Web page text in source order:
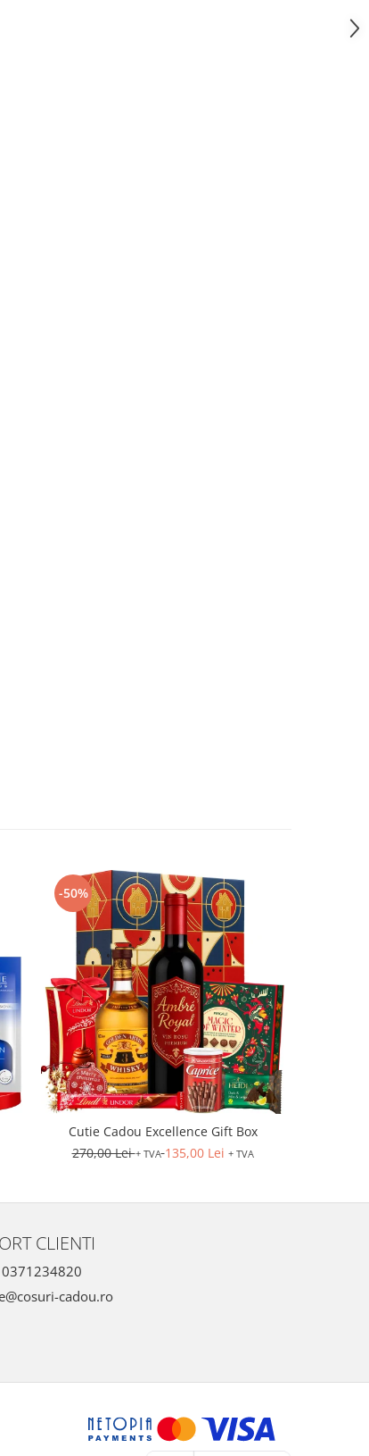
-50%
Cutie Cadou Excellence Gift Box
270,00 Lei+ TVA 135,00 Lei + TVA
CLIENTI
0371234820
cadou.ro